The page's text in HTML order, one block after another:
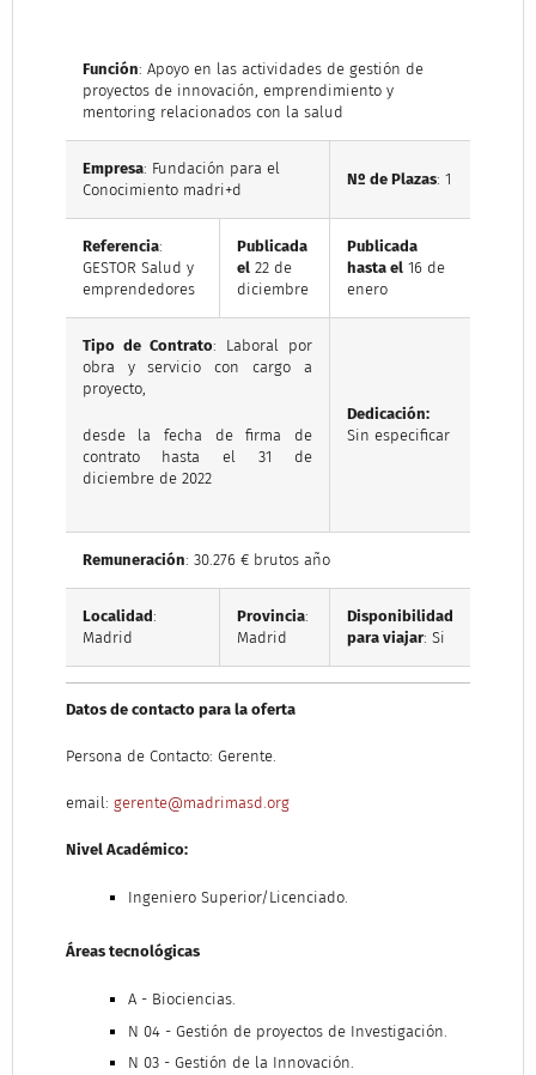
Función: Apoyo en las actividades de gestión de
proyectos de innovación, emprendimiento y
mentoring relacionados con la salud
Empresa: Fundación para el
Conocimiento madri+d
Nº de Plazas: 1
Referencia:
GESTOR Salud y
emprendedores
Publicada
el22 de
diciembre
Publicada
hasta el16 de
enero
Tipo de Contrato: Laboral por
obra y servicio con cargo a
proyecto,
desde la fecha de firma de
contrato hasta el 31 de
diciembre de 2022
Dedicación:
Sin especificar
Remuneración: 30.276 € brutos año
Localidad:
Madrid
Provincia:
Madrid
Disponibilidad
para viajar: Si
Datos de contacto para la oferta
Persona de Contacto: Gerente.
email: gerente@madrimasd.org
Nivel Académico:
Ingeniero Superior/Licenciado.
Áreas tecnológicas
A - Biociencias.
N 04 - Gestión de proyectos de Investigación.
N 03 - Gestión de la Innovación.